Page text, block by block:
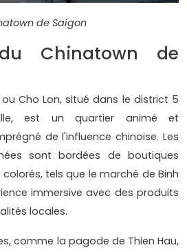
de Saigon
Chinatown de
Cho Lon, situé dans le district 5
est un quartier animé et
de l'influence chinoise. Les
sont bordées de boutiques
tels que le marché de Binh
immersive avec des produits
locales.
comme la pagode de Thien Hau,